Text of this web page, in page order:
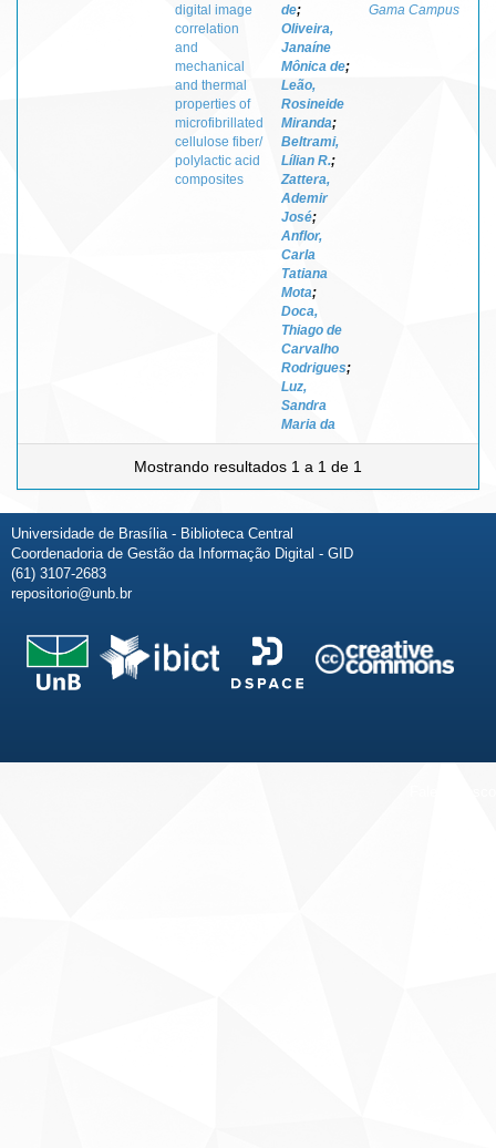
digital image
correlation
and
mechanical
and thermal
properties of
microfibrillated
cellulose fiber/
polylactic acid
composites
de;
Oliveira,
Janaíne
Mônica de;
Leão,
Rosineide
Miranda;
Beltrami,
Lílian R.;
Zattera,
Ademir
José;
Anflor,
Carla
Tatiana
Mota;
Doca,
Thiago de
Carvalho
Rodrigues;
Luz,
Sandra
Maria da
Gama Campus
Mostrando resultados 1 a 1 de 1
Universidade de Brasília - Biblioteca Central
Coordenadoria de Gestão da Informação Digital - GID
(61) 3107-2683
repositorio@unb.br